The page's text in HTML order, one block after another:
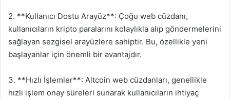
2. **Kullanıcı Dostu Arayüz**: Çoğu web cüzdanı,
kullanıcıların kripto paralarını kolaylıkla alıp göndermelerini
sağlayan sezgisel arayüzlere sahiptir. Bu, özellikle yeni
başlayanlar için önemli bir avantajdır.
3. **Hızlı İşlemler**: Altcoin web cüzdanları, genellikle
hızlı işlem onay süreleri sunarak kullanıcıların ihtiyaç